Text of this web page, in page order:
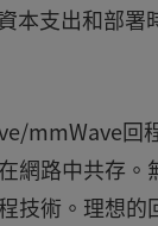
本支出和部署
mmWave回
網路中共存。
技術。理想的